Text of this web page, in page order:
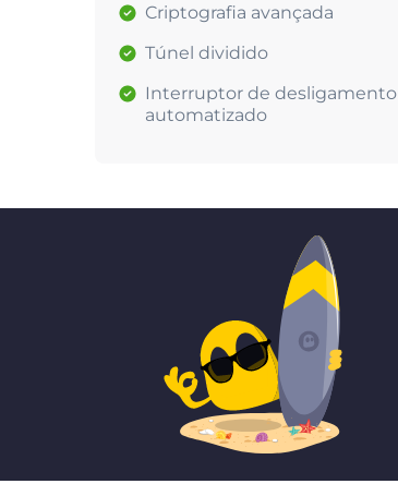
Criptografia avançada
Túnel dividido
Interruptor de desligamento
automatizado